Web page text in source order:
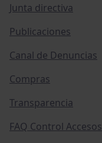
Junta directiva
Publicaciones
Canal de Denuncias
Compras
Transparencia
FAQ Control Accesos